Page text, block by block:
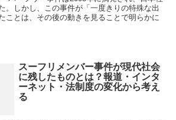
。しかし、この事件が「一度きりの特殊な出
ことは、その後の動きを見ることで明らかに
スーフリメンバー事件が現代社会
に残したものとは？報道・インタ
ーネット・法制度の変化から考え
る